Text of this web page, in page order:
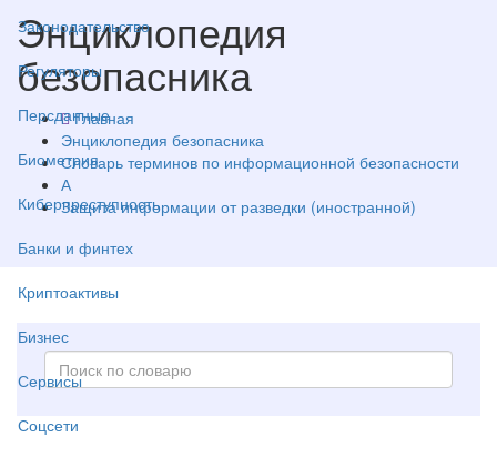
Законодательство
Регуляторы
Персданные
Биометрия
Киберпреступность
Банки и финтех
Криптоактивы
Бизнес
Сервисы
Соцсети
Энциклопедия
безопасника
Главная
Энциклопедия безопасника
Словарь терминов по информационной безопасности
А
Защита информации от разведки (иностранной)